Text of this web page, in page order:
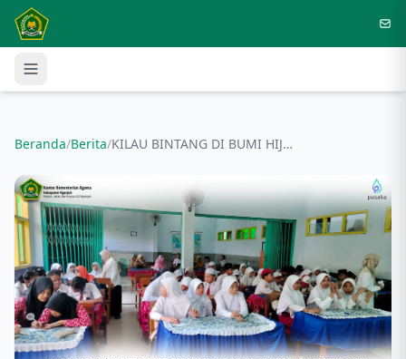
Langsung ke konten utama
Beranda/Berita/ KILAU BINTANG DI BUMI HIJAU MTsN 10 NGANJUK LOMBA CCQ SD/MI 2024